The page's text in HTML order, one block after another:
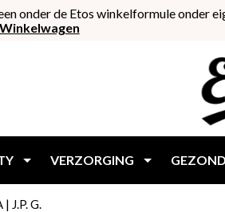
onder de Etos winkelformule onder
Winkelwagen
VERZORGING GEZOND
J.P. G.